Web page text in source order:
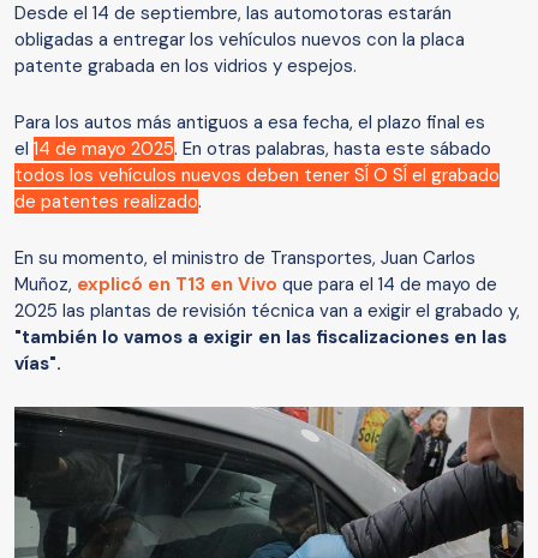
Desde el 14 de septiembre, las automotoras estarán
obligadas a entregar los vehículos nuevos con la placa
patente grabada en los vidrios y espejos.
Para los autos más antiguos a esa fecha, el plazo final es
el 14 de mayo 2025. En otras palabras, hasta este sábado
todos los vehículos nuevos deben tener SÍ O SÍ el grabado
de patentes realizado.
En su momento, el ministro de Transportes, Juan Carlos
Muñoz, explicó en T13 en Vivo que para el 14 de mayo de
2025 las plantas de revisión técnica van a exigir el grabado y,
"también lo vamos a exigir en las fiscalizaciones en las
vías".